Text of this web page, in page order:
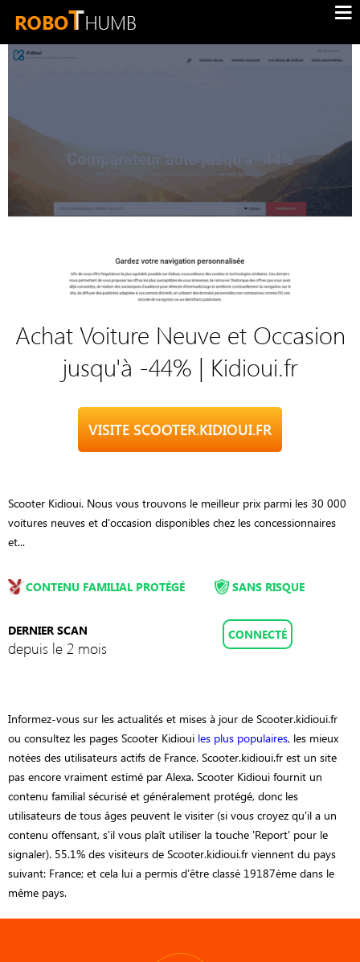
Achat Voiture Neuve et Occasion
jusqu'à -44% | Kidioui.fr
VISITE SCOOTER.KIDIOUI.FR
Scooter Kidioui. Nous vous trouvons le meilleur prix parmi les 30 000
voitures neuves et d'occasion disponibles chez les concessionnaires
et...
CONTENU FAMILIAL PROTÉGÉ
DERNIER SCAN
depuis le 2 mois
SANS RISQUE
CONNECTÉ
Informez-vous sur les actualités et mises à jour de Scooter.kidioui.fr
ou consultez les pages Scooter Kidioui les plus populaires, les mieux
notées des utilisateurs actifs de France. Scooter.kidioui.fr est un site
pas encore vraiment estimé par Alexa. Scooter Kidioui fournit un
contenu familial sécurisé et généralement protégé, donc les
utilisateurs de tous âges peuvent le visiter (si vous croyez qu'il a un
contenu offensant, s'il vous plaît utiliser la touche 'Report' pour le
signaler). 55.1% des visiteurs de Scooter.kidioui.fr viennent du pays
suivant: France; et cela lui a permis d’être classé 19187ème dans le
même pays.